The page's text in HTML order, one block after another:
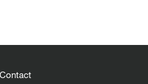
Contact